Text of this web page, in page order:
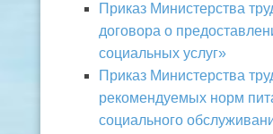
Приказ Министерства
договора о
социальных услуг»
Приказ Министерства
рекомендуемых норм
социального